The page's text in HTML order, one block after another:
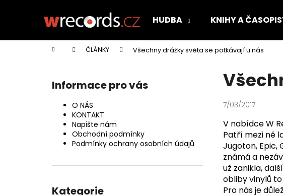
HUDBA KNIHY A
Domů ČLÁNKY Všechny drážky světa se potkávají u nás
Informace pro vás
O NÁS
KONTAKT
Napište nám
Obchodní podmínky
Podmínky ochrany osobních údajů
kategorie
Kategorie
7/03/2017
V nabídce W
Patří mezi ně
Jugoton, Epic,
známá a
už zanikla,
obliby vinylů
Pro nás je
í
Zpět
do
Zpět
do
Co